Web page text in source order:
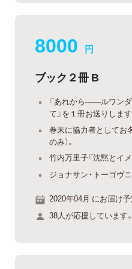
8000 円
ブック２冊 B
『あれから——ルワン
て』を１冊お送りします
巻末に協力者としてお
のみ）。
竹内万里子『沈黙とイ
ジョナサン・トーゴヴ
2020年04月 にお届け予
38人が応援しています。